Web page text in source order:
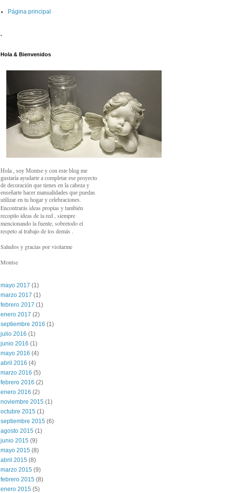
Página principal
.
Hola & Bienvenidos
Hola , soy Montse y con este blog me
gustaría ayudarte a completar ese proyecto
de decoración que tienes en la cabeza y
enseñarte hacer manualidades que puedas
utilizar en tu hogar y celebraciones.
Encontrarás ideas propias y también
recopilo ideas de la red , siempre
mencionando la fuente, sobretodo el
respeto al trabajo de los demás .
Saludos y gracias por visitarme
Montse
mayo 2017 (1)
marzo 2017 (1)
febrero 2017 (1)
enero 2017 (2)
septiembre 2016 (1)
julio 2016 (1)
junio 2016 (1)
mayo 2016 (4)
abril 2016 (4)
marzo 2016 (5)
febrero 2016 (2)
enero 2016 (2)
noviembre 2015 (1)
octubre 2015 (1)
septiembre 2015 (6)
agosto 2015 (1)
junio 2015 (9)
mayo 2015 (8)
abril 2015 (8)
marzo 2015 (9)
febrero 2015 (8)
enero 2015 (5)